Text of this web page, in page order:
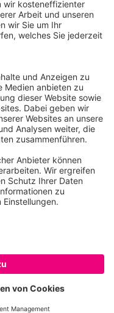
gemacht werden
Senatsverwaltung für
114236103
Körperschaft befreit
KStg. unter der